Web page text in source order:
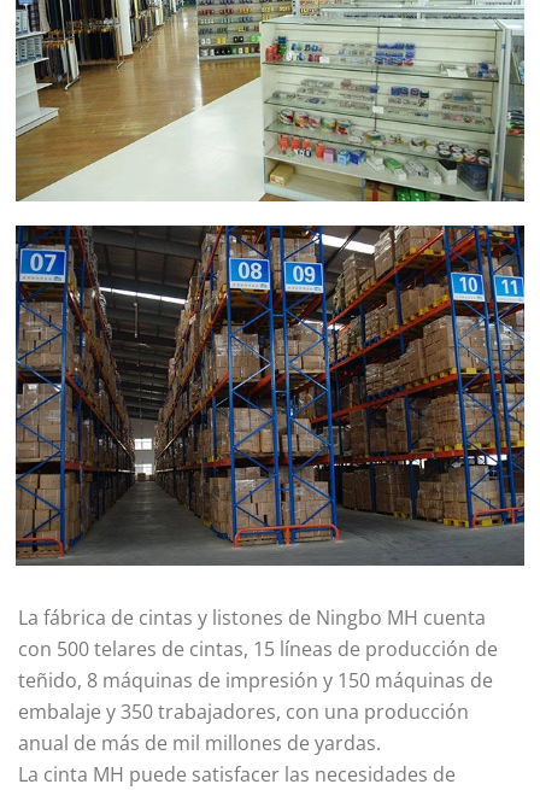
La fábrica de cintas y listones de Ningbo MH cuenta
con 500 telares de cintas, 15 líneas de producción de
teñido, 8 máquinas de impresión y 150 máquinas de
embalaje y 350 trabajadores, con una producción
anual de más de mil millones de yardas.
La cinta MH puede satisfacer las necesidades de